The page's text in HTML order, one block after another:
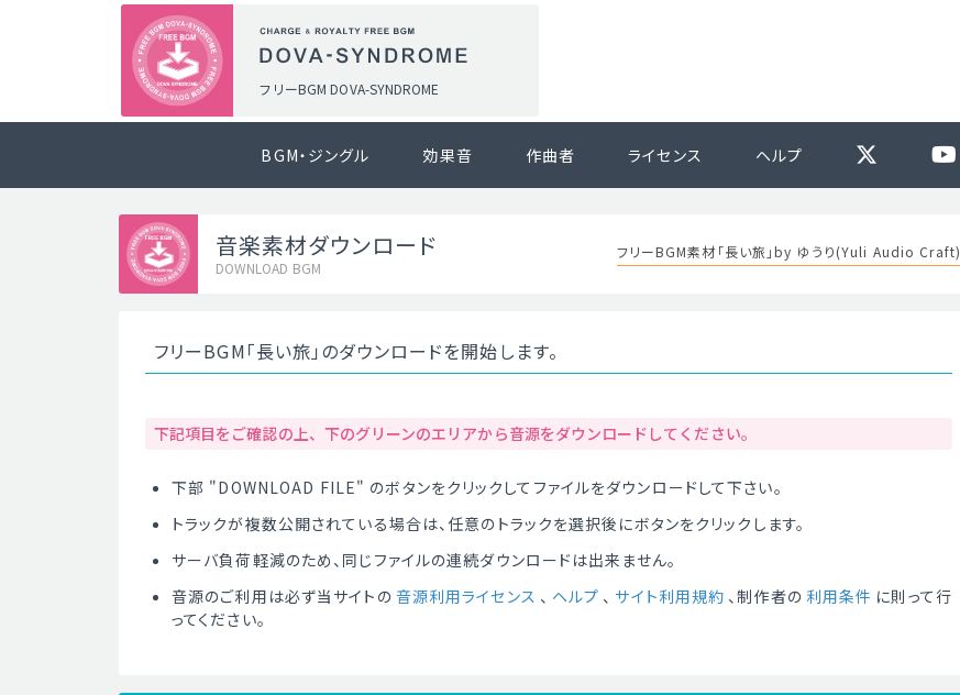
フリーBGM DOVA-SYNDROME
BGM・ジングル 効果音 作曲者 ライセンス ヘルプ
音楽素材ダウンロード
DOWNLOAD BGM
フリーBGM素材「長い旅」by ゆうり(Yuli Audio Craft)
フリーBGM「長い旅」のダウンロードを開始します。
下記項目をご確認の上、下のグリーンのエリアから音源をダウンロードしてください。
下部 "DOWNLOAD FILE" のボタンをクリックしてファイルをダウンロードして下さい。
トラックが複数公開されている場合は、任意のトラックを選択後にボタンをクリックします。
サーバ負荷軽減のため、同じファイルの連続ダウンロードは出来ません。
音源のご利用は必ず当サイトの 音源利用ライセンス 、 ヘルプ 、 サイト利用規約 、制作者の 利用条件 に則って行
ってください。